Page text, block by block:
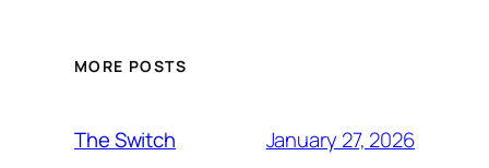
MORE POSTS
The Switch January 27, 2026